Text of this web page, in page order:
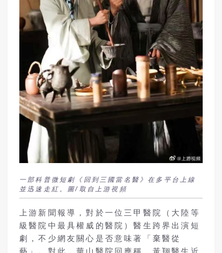
一部科普微短劇《回到三國當名醫》在多平台上線
並迅速走紅。圖/取自上游視頻
上游新聞報導，對於一位三甲醫院（大陸等
級醫院中最具權威的醫院）醫生跨界出演短
劇，不少網友關心是否意味著「棄醫從
藝」。對此，華山醫院回應稱，黃翔醫生近